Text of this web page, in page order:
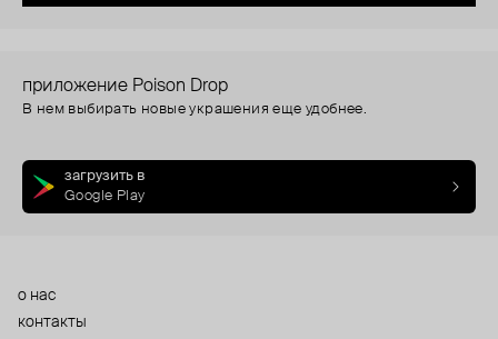
приложение Poison Drop
В нем выбирать новые украшения еще удобнее.
загрузить в
Google Play
о нас
контакты